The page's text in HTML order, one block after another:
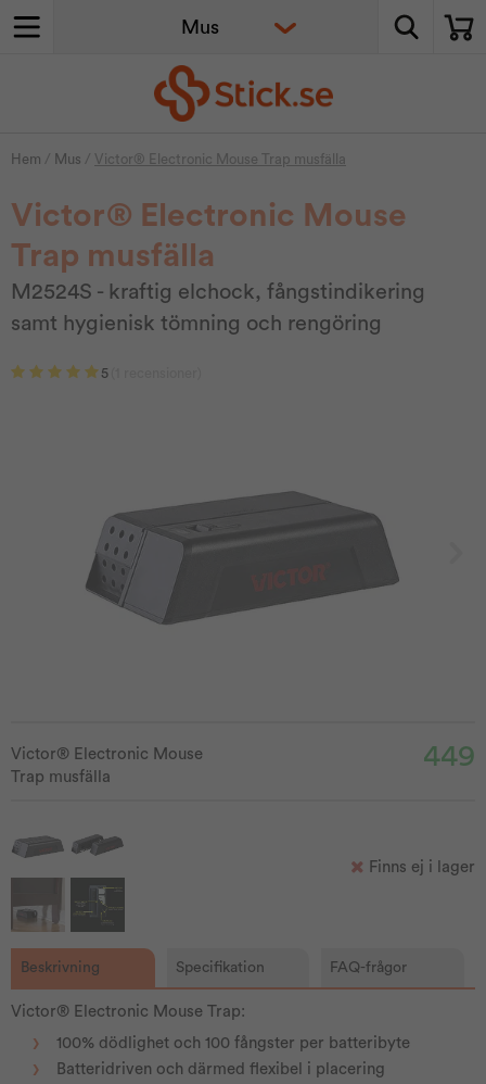
Hem / Mus / Victor® Electronic Mouse Trap musfälla
Victor® Electronic Mouse
Trap musfälla
M2524S - kraftig elchock, fångstindikering
samt hygienisk tömning och rengöring
5
Victor® Electronic Mouse
Trap musfälla
449
Finns ej i lager
Beskrivning Specifikation FAQ-frågor
Victor® Electronic Mouse Trap:
100% dödlighet och 100 fångster per batteribyte
Batteridriven och därmed flexibel i placering